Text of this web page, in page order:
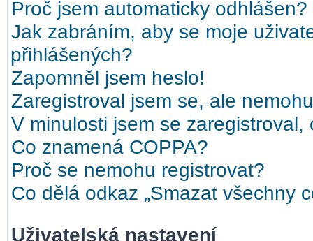
Proč jsem automaticky odhlášen?
Jak zabráním, aby se moje
přihlášených?
Zapomněl jsem heslo!
Zaregistroval jsem se, ale
V minulosti jsem se
Co znamená COPPA?
Proč se nemohu registrovat?
Co dělá odkaz „Smazat všechny
Uživatelská nastavení